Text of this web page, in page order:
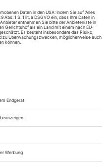
absurderweise zur Folge
Dystopie...
Werner Buhss
Sein ostinater
Schlucke aus dem
Züge an der Lulle nicht
ihm in die Wiege gelegte
Zechgenossen hatten eine